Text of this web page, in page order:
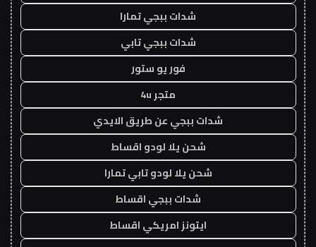
شدات ببجي تمارا
شدات ببجي تابي
فور يو ستور
متجر 4u
شدات ببجي عن طريق الايدي
شحن يلا لودو اقساط
شحن يلا لودو تابي تمارا
شدات ببجي اقساط
ايتونز امريكي اقساط